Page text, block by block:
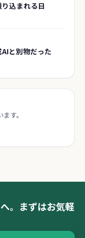
込まれる日
と別物だった
す。
。まずはお気軽